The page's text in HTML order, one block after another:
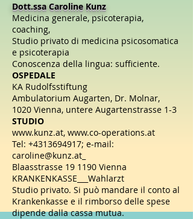
Dott.ssa Caroline Kunz
Medicina generale, psicoterapia,
coaching,
Studio privato di medicina psicosomatica
e psicoterapia
Conoscenza della lingua: sufficiente.
OSPEDALE
KA Rudolfsstiftung
Ambulatorium Augarten, Dr. Molnar,
1020 Vienna, untere Augartenstrasse 1-3
STUDIO
www.kunz.at, www.co-operations.at
Tel: +4313694917; e-mail:
caroline@kunz.at
Blaasstrasse 19 1190 Vienna
KRANKENKASSE___Wahlarzt
Studio privato. Si può mandare il conto al
Krankenkasse e il rimborso delle spese
dipende dalla cassa mutua.